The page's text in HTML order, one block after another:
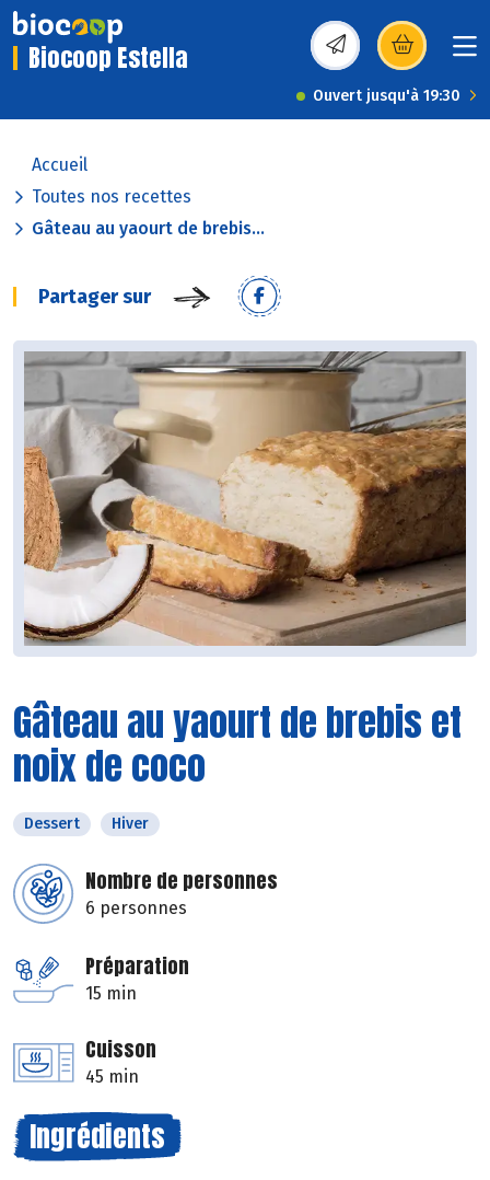
Biocoop Estella (s’ouvre dans une
Ouvert jusqu'à 19:30
Accueil
Toutes nos recettes
Gâteau au yaourt de brebis...
Partager sur
Gâteau au yaourt de brebis et
noix de coco
Dessert Hiver
Nombre de personnes
6 personnes
Préparation
15 min
Cuisson
45 min
Ingrédients